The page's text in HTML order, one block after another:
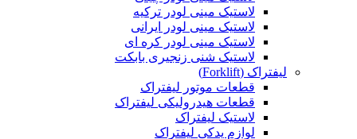
لاستیک مینی لودر ترکیه
لاستیک مینی لودر ایرانی
لاستیک مینی لودر کره ای
لاستیک شنی زنجیری بابکت
لیفتراک (Forklift)
قطعات موتور لیفتراک
قطعات هیدرولیکی لیفتراک
لاستیک لیفتراک
لوازم یدکی لیفتراک